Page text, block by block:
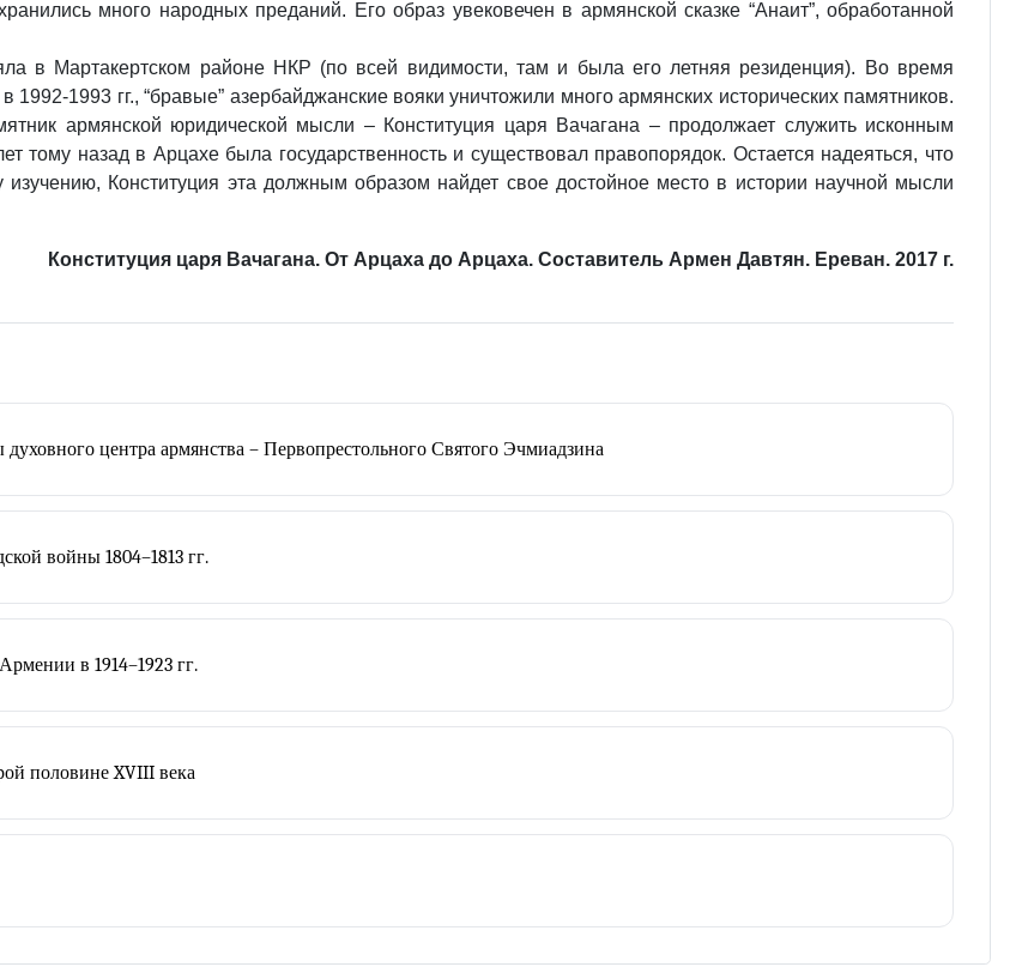
много народных преданий. Его образ увековечен в армянской сказке “Анаит”, обработанной
в Мартакертском районе НКР (по всей видимости, там и была его летняя резиденция). Во время
1993 гг., “бравые” азербайджанские вояки уничтожили много армянских исторических памятников.
армянской юридической мысли – Конституция царя Вачагана – продолжает служить исконным
назад в Арцахе была государственность и существовал правопорядок. Остается надеяться, что
Конституция эта должным образом найдет свое достойное место в истории научной мысли
Конституция царя Вачагана. От Арцаха до Арцаха. Составитель Армен Давтян. Ереван. 2017 г.
центра армянства – Первопрестольного Святого Эчмиадзина
войны 1804–1813 гг.
в 1914–1923 гг.
половине XVIII века